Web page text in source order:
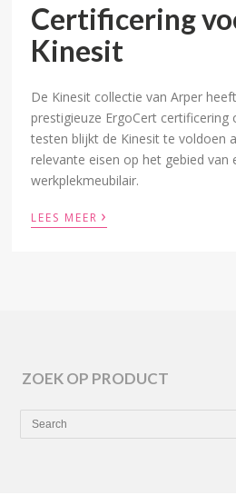
Certificering
Kinesit
De Kinesit collectie van Arper
prestigieuze ErgoCert
testen blijkt de Kinesit te voldoen
relevante eisen op het gebied
werkplekmeubilair.
LEES MEER ›
ZOEK OP PRODUCT